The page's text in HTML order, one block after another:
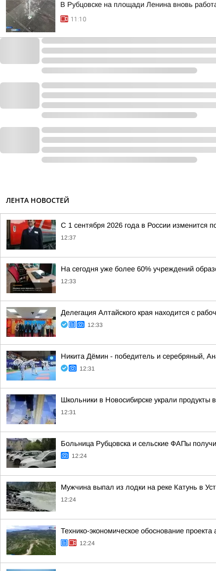
В Рубцовске на площади Ленина вновь
11:10
ЛЕНТА НОВОСТЕЙ
С 1 сентября 2026 года в России изменится
12:37
На сегодня уже более 60% учреждений
12:33
Делегация Алтайского края находится с
12:33
Никита Дёмин - победитель и серебряный,
12:31
Школьники в Новосибирске украли продукты
12:31
Больница Рубцовска и сельские ФАПы
12:24
Мужчина выпал из лодки на реке Катунь в
12:24
Технико-экономическое обоснование
12:24